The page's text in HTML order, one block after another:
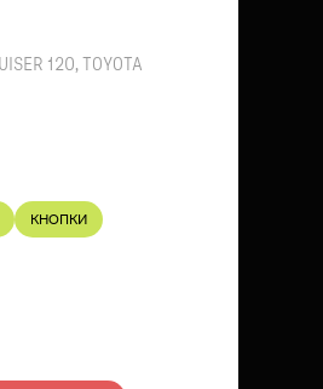
120, TOYOTA
КНОПКИ